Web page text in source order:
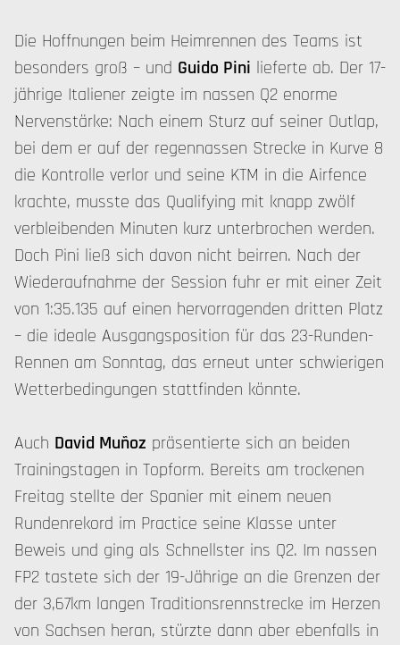
Die Hoffnungen beim Heimrennen des Teams ist
besonders groß – und Guido Pini lieferte ab. Der 17-
jährige Italiener zeigte im nassen Q2 enorme
Nervenstärke: Nach einem Sturz auf seiner Outlap,
bei dem er auf der regennassen Strecke in Kurve 8
die Kontrolle verlor und seine KTM in die Airfence
krachte, musste das Qualifying mit knapp zwölf
verbleibenden Minuten kurz unterbrochen werden.
Doch Pini ließ sich davon nicht beirren. Nach der
Wiederaufnahme der Session fuhr er mit einer Zeit
von 1:35.135 auf einen hervorragenden dritten Platz
– die ideale Ausgangsposition für das 23-Runden-
Rennen am Sonntag, das erneut unter schwierigen
Wetterbedingungen stattfinden könnte.
Auch David Muñoz präsentierte sich an beiden
Trainingstagen in Topform. Bereits am trockenen
Freitag stellte der Spanier mit einem neuen
Rundenrekord im Practice seine Klasse unter
Beweis und ging als Schnellster ins Q2. Im nassen
FP2 tastete sich der 19-Jährige an die Grenzen der
der 3,67km langen Traditionsrennstrecke im Herzen
von Sachsen heran, stürzte dann aber ebenfalls in